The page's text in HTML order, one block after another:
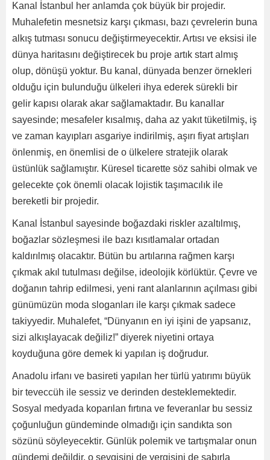
Kanal İstanbul her anlamda çok büyük bir projedir.
Muhalefetin mesnetsiz karşı çıkması, bazı çevrelerin buna
alkış tutması sonucu değiştirmeyecektir. Artısı ve eksisi ile
dünya haritasını değiştirecek bu proje artık start almış
olup, dönüşü yoktur. Bu kanal, dünyada benzer örnekleri
olduğu için bulunduğu ülkeleri ihya ederek sürekli bir
gelir kapısı olarak akar sağlamaktadır. Bu kanallar
sayesinde; mesafeler kısalmış, daha az yakıt tüketilmiş, iş
ve zaman kayıpları asgariye indirilmiş, aşırı fiyat artışları
önlenmiş, en önemlisi de o ülkelere stratejik olarak
üstünlük sağlamıştır. Küresel ticarette söz sahibi olmak ve
gelecekte çok önemli olacak lojistik taşımacılık ile
bereketli bir projedir.
Kanal İstanbul sayesinde boğazdaki riskler azaltılmış,
boğazlar sözleşmesi ile bazı kısıtlamalar ortadan
kaldırılmış olacaktır. Bütün bu artılarına rağmen karşı
çıkmak akıl tutulması değilse, ideolojik körlüktür. Çevre ve
doğanın tahrip edilmesi, yeni rant alanlarının açılması gibi
günümüzün moda sloganları ile karşı çıkmak sadece
takiyyedir. Muhalefet, “Dünyanın en iyi işini de yapsanız,
sizi alkışlayacak değiliz!” diyerek niyetini ortaya
koyduğuna göre demek ki yapılan iş doğrudur.
Anadolu irfanı ve basireti yapılan her türlü yatırımı büyük
bir teveccüh ile sessiz ve derinden desteklemektedir.
Sosyal medyada koparılan fırtına ve feveranlar bu sessiz
çoğunluğun gündeminde olmadığı için sandıkta son
sözünü söyleyecektir. Günlük polemik ve tartışmalar onun
gündemi değildir, o sevgisini de yergisini de sabırla